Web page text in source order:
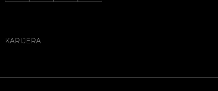
KARIJERA